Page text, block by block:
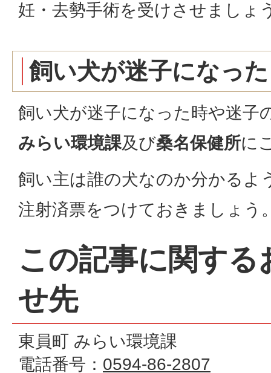
妊・去勢手術を受けさせましょ
飼い犬が迷子になっ
飼い犬が迷子になった時や迷子
みらい環境課及び桑名保健所に
飼い主は誰の犬なのか分かるよ
注射済票をつけておきましょう
この記事に関する
せ先
東員町 みらい環境課
電話番号： 0594-86-2807